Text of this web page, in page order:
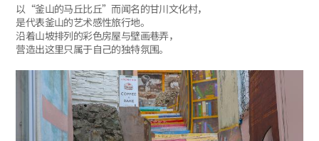
以“釜山的马丘比丘”而闻名的甘川文化村，
是代表釜山的艺术感性旅行地。
沿着山坡排列的彩色房屋与壁画巷弄，
营造出这里只属于自己的独特氛围。